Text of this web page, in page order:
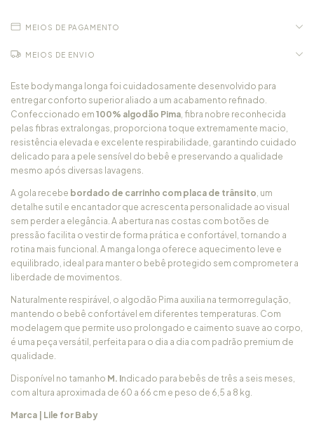
MEIOS DE PAGAMENTO
MEIOS DE ENVIO
Este body manga longa foi cuidadosamente desenvolvido para
entregar conforto superior aliado a um acabamento refinado.
Confeccionado em 100% algodão Pima , fibra nobre reconhecida
pelas fibras extralongas, proporciona toque extremamente macio,
resistência elevada e excelente respirabilidade, garantindo cuidado
delicado para a pele sensível do bebê e preservando a qualidade
mesmo após diversas lavagens.
A gola recebe bordado de carrinho com placa de trânsito , um
detalhe sutil e encantador que acrescenta personalidade ao visual
sem perder a elegância. A abertura nas costas com botões de
pressão facilita o vestir de forma prática e confortável, tornando a
rotina mais funcional. A manga longa oferece aquecimento leve e
equilibrado, ideal para manter o bebê protegido sem comprometer a
liberdade de movimentos.
Naturalmente respirável, o algodão Pima auxilia na termorregulação,
mantendo o bebê confortável em diferentes temperaturas. Com
modelagem que permite uso prolongado e caimento suave ao corpo,
é uma peça versátil, perfeita para o dia a dia com padrão premium de
qualidade.
Disponível no tamanho M. Indicado para bebês de três a seis meses,
com altura aproximada de 60 a 66 cm e peso de 6,5 a 8 kg.
Marca | Lile for Baby